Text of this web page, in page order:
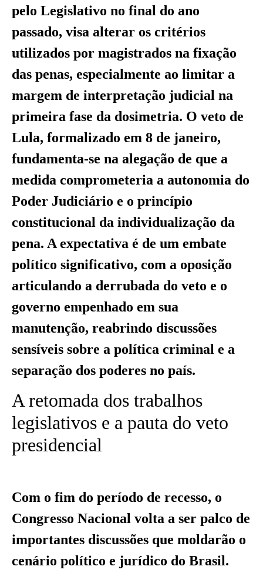
pelo Legislativo no final do ano
passado, visa alterar os critérios
utilizados por magistrados na fixação
das penas, especialmente ao limitar a
margem de interpretação judicial na
primeira fase da dosimetria. O veto de
Lula, formalizado em 8 de janeiro,
fundamenta-se na alegação de que a
medida comprometeria a autonomia do
Poder Judiciário e o princípio
constitucional da individualização da
pena. A expectativa é de um embate
político significativo, com a oposição
articulando a derrubada do veto e o
governo empenhado em sua
manutenção, reabrindo discussões
sensíveis sobre a política criminal e a
separação dos poderes no país.
A retomada dos trabalhos
legislativos e a pauta do veto
presidencial
Com o fim do período de recesso, o
Congresso Nacional volta a ser palco de
importantes discussões que moldarão o
cenário político e jurídico do Brasil.